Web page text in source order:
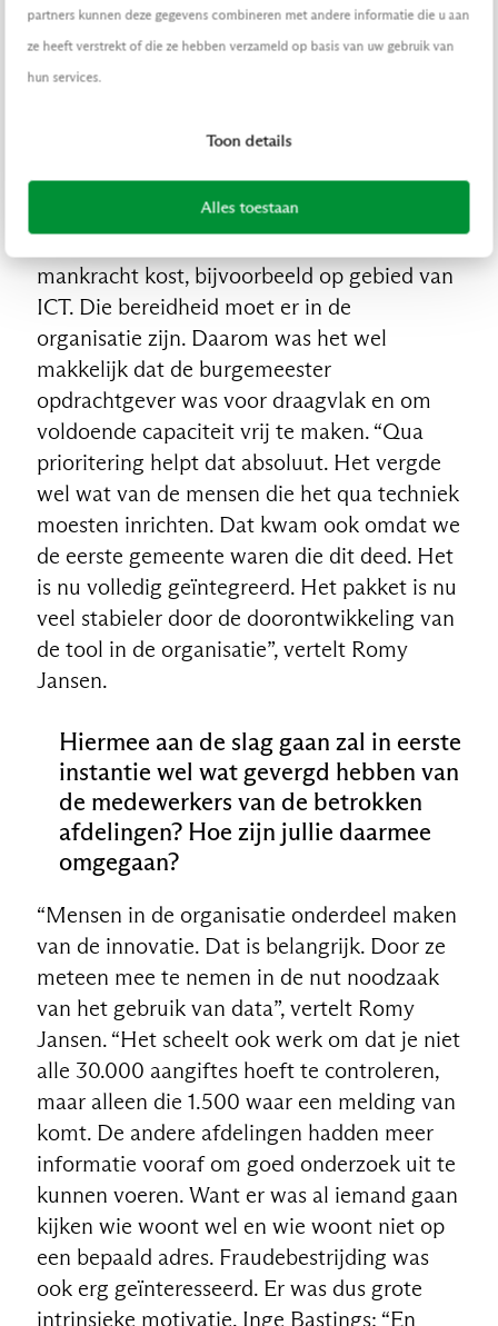
partners kunnen deze gegevens combineren met andere informatie die u aan
ze heeft verstrekt of die ze hebben verzameld op basis van uw gebruik van
hun services.
Toon details
Alles toestaan
qua brandveiligheid. Daarvoor heb je
contact met meerdere afdelingen om aan te
geven dat er hulp nodig is of actie wordt
Bastings en Jansen stellen dat het werken
mankracht kost, bijvoorbeeld op gebied van
ICT. Die bereidheid moet er in de
organisatie zijn. Daarom was het wel
makkelijk dat de burgemeester
opdrachtgever was voor draagvlak en om
voldoende capaciteit vrij te maken. “Qua
prioritering helpt dat absoluut. Het vergde
wel wat van de mensen die het qua techniek
moesten inrichten. Dat kwam ook omdat we
de eerste gemeente waren die dit deed. Het
is nu volledig geïntegreerd. Het pakket is nu
veel stabieler door de doorontwikkeling van
de tool in de organisatie”, vertelt Romy
Jansen.
Hiermee aan de slag gaan zal in eerste
instantie wel wat gevergd hebben van
de medewerkers van de betrokken
afdelingen? Hoe zijn jullie daarmee
omgegaan?
“Mensen in de organisatie onderdeel maken
van de innovatie. Dat is belangrijk. Door ze
meteen mee te nemen in de nut noodzaak
van het gebruik van data”, vertelt Romy
Jansen. “Het scheelt ook werk om dat je niet
alle 30.000 aangiftes hoeft te controleren,
maar alleen die 1.500 waar een melding van
komt. De andere afdelingen hadden meer
informatie vooraf om goed onderzoek uit te
kunnen voeren. Want er was al iemand gaan
kijken wie woont wel en wie woont niet op
een bepaald adres. Fraudebestrijding was
ook erg geïnteresseerd. Er was dus grote
intrinsieke motivatie. Inge Bastings: “En